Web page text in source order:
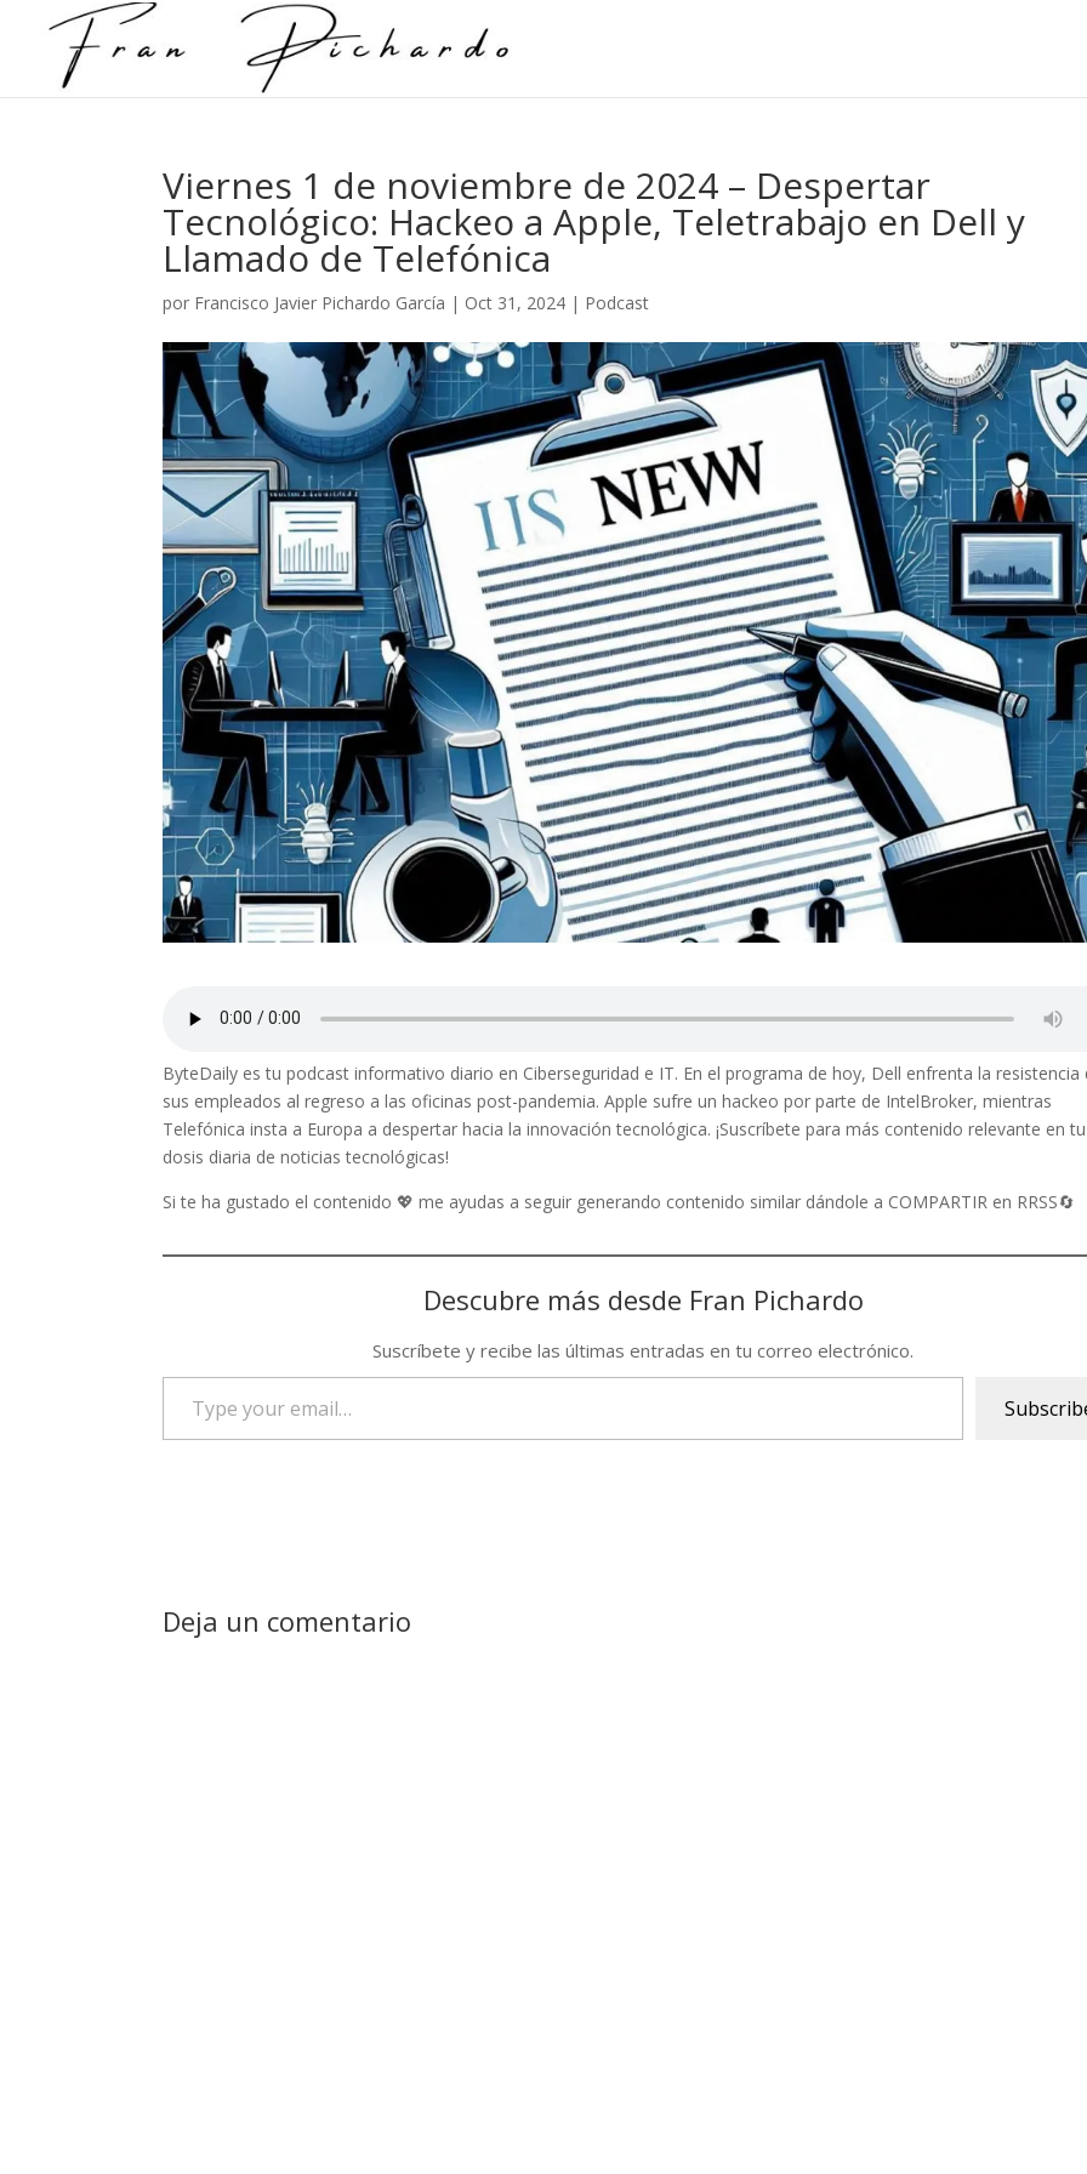
Viernes 1 de noviembre de 2024 – Despertar
Tecnológico: Hackeo a Apple, Teletrabajo en Dell y
Llamado de Telefónica
por Francisco Javier Pichardo García | Oct 31, 2024 | Podcast
ByteDaily es tu podcast informativo diario en Ciberseguridad e IT. En el programa de hoy, Dell enfrenta la resistencia
sus empleados al regreso a las oficinas post-pandemia. Apple sufre un hackeo por parte de IntelBroker, mientras
Telefónica insta a Europa a despertar hacia la innovación tecnológica. ¡Suscríbete para más contenido relevante en tu
dosis diaria de noticias tecnológicas!
Si te ha gustado el contenido 💖 me ayudas a seguir generando contenido similar dándole a COMPARTIR en RRSS🔄
Descubre más desde Fran Pichardo
Suscríbete y recibe las últimas entradas en tu correo electrónico.
your
email…
Deja un comentario